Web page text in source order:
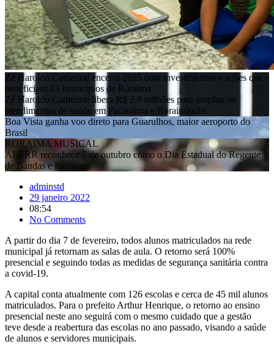
Zé Haroldo Cathedral encerra 2025 com investimentos e ações que
beneficiam 13 municípios de Roraima
Zé Haroldo Cathedral libera R$ 2,9 milhões para ampliar os
atendimentos de saúde em Pacaraima e Rorainópolis
Boa Vista ganha voo direto para Guarulhos, maior aeroporto do
Brasil
RORAIMA MUSICAL
ALERR reconhece 7 de outubro como o Dia Estadual do Regente
de Bandas e Fanfarras
adminstd
29 janeiro 2022
08:54
No Comments
A partir do dia 7 de fevereiro, todos alunos matriculados na rede
municipal já retornam as salas de aula. O retorno será 100%
presencial e seguindo todas as medidas de segurança sanitária contra
a covid-19.
A capital conta atualmente com 126 escolas e cerca de 45 mil alunos
matriculados. Para o prefeito Arthur Henrique, o retorno ao ensino
presencial neste ano seguirá com o mesmo cuidado que a gestão
teve desde a reabertura das escolas no ano passado, visando a saúde
de alunos e servidores municipais.